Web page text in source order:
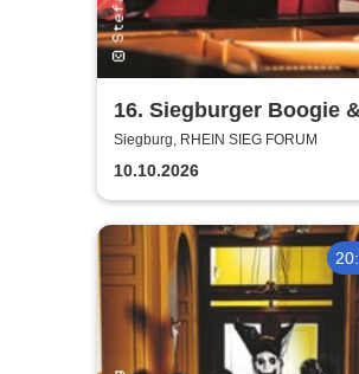
16. Siegburger Boogie
Night
Siegburg, RHEIN SIEG FORUM
10.10.2026